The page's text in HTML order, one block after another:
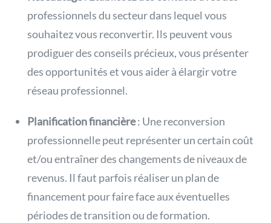
professionnels du secteur dans lequel vous
souhaitez vous reconvertir. Ils peuvent vous
prodiguer des conseils précieux, vous présenter
des opportunités et vous aider à élargir votre
réseau professionnel.
Planification financière: Une reconversion
professionnelle peut représenter un certain coût
et/ou entraîner des changements de niveaux de
revenus. Il faut parfois réaliser un plan de
financement pour faire face aux éventuelles
périodes de transition ou de formation.